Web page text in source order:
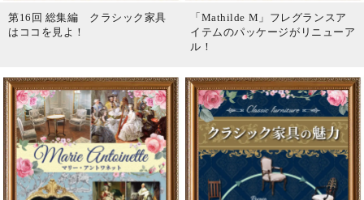
第16回 総集編 クラシック家具
はココを見よ！
「Mathilde M」フレグランスア
イテムのパッケージがリニューア
ル！